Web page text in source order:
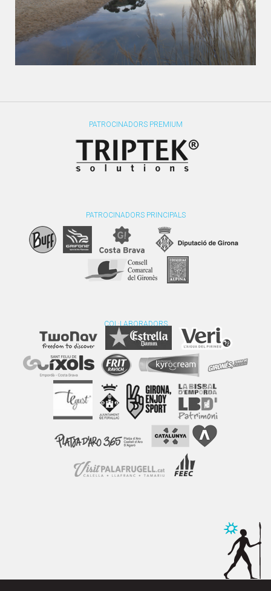
PATROCINADORS PREMIUM
PATROCINADORS PRINCIPALS
COL·LABORADORS